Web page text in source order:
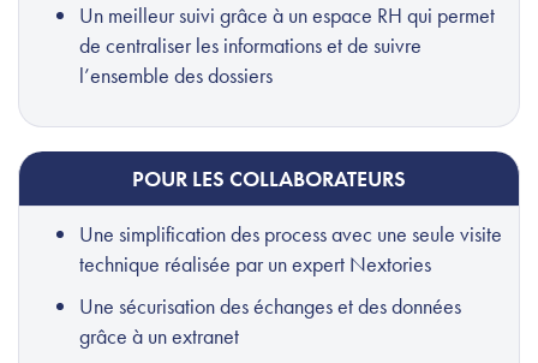
Un meilleur suivi grâce à un espace RH qui permet
de centraliser les informations et de suivre
l’ensemble des dossiers
POUR LES COLLABORATEURS
Une simplification des process avec une seule visite
technique réalisée par un expert Nextories
Une sécurisation des échanges et des données
grâce à un extranet